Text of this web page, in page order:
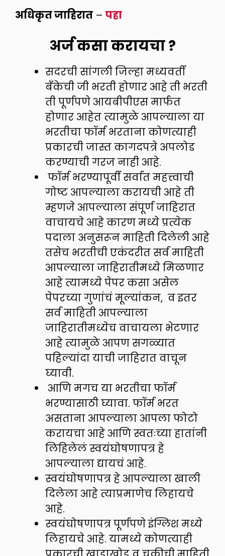
अधिकृत जाहिरात – पहा
अर्ज कसा करायचा?
सदरची सांगली जिल्हा मध्यवर्ती
बँकेची जी भरती होणार आहे ती भरती
ती पूर्णपणे आयबीपीएस मार्फत
होणार आहेत त्यामुळे आपल्याला या
भरतीचा फॉर्म भरताना कोणत्याही
प्रकारची जास्त कागदपत्रे अपलोड
करण्याची गरज नाही आहे.
फॉर्म भरण्यापूर्वी सर्वात महत्त्वाची
गोष्ट आपल्याला करायची आहे ती
म्हणजे आपल्याला संपूर्ण जाहिरात
वाचायचे आहे कारण मध्ये प्रत्येक
पदाला अनुसरून माहिती दिलेली आहे
तसेच भरतीची एकंदरीत सर्व माहिती
आपल्याला जाहिरातीमध्ये मिळणार
आहे त्यामध्ये पेपर कसा असेल
पेपरच्या गुणांचं मूल्यांकन, व इतर
सर्व माहिती आपल्याला
जाहिरातीमध्येच वाचायला भेटणार
आहे त्यामुळे आपण सगळ्यात
पहिल्यांदा याची जाहिरात वाचून
घ्यावी.
आणि मगच या भरतीचा फॉर्म
भरण्यासाठी घ्यावा. फॉर्म भरत
असताना आपल्याला आपला फोटो
करायचा आहे आणि स्वतःच्या हातांनी
लिहिलेलं स्वयंघोषणापत्र हे
आपल्याला द्यायचं आहे.
स्वयंघोषणापत्र हे आपल्याला खाली
दिलेला आहे त्याप्रमाणेच लिहायचे
आहे.
स्वयंघोषणापत्र पूर्णपणे इंग्लिश मध्ये
लिहायचे आहे. यामध्ये कोणत्याही